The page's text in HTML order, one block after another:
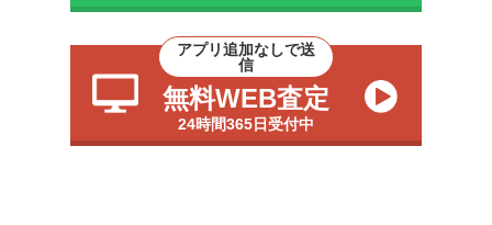
アプリ追加なしで送
信
無料WEB査定
24時間365日受付中